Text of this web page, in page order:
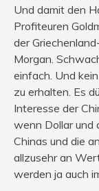
Und damit den
Profiteuren
der
Morgan.
einfach. Und
zu erhalten. Es
Interesse der
wenn Dollar und
Chinas und die
allzusehr an
werden ja auch